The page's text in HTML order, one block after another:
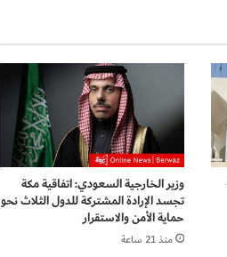
وزير الخارجية السعودي: اتفاقية مكة
تجسد الإرادة المشتركة للدول الثلاث نحو
حماية الأمن والاستقرار
منذ 21 ساعة